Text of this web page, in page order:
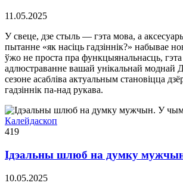
11.05.2025
У свеце, дзе стыль — гэта мова, а
пытанне «як насіць гадзіннік?» набывае
ўжо не проста пра функцыянальнасць, гэта
адлюстраванне вашай унікальнай моднай
сезоне асабліва актуальным становіцца
гадзіннік па-над рукава.
Калейдаскоп
419
Ідэальны шлюб на думку
10.05.2025